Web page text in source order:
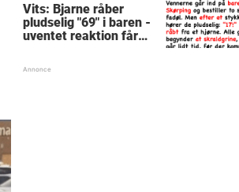
Vits: Bjarne råber
pludselig "69" i baren -
uventet reaktion får